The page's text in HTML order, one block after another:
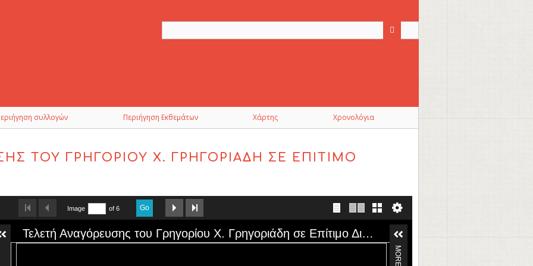
συλλογών Περιήγηση Εκθεμάτων Χάρτης Χρονολόγια
ΤΟΥ ΓΡΗΓΟΡΊΟΥ Χ. ΓΡΗΓΟΡΙΆΔΗ ΣΕ ΕΠΊΤΙΜΟ
Image of 6 Go
Τελετή Αναγόρευσης του Γρηγορίου Χ. Γρηγοριάδη σε Επίτιμο Διδάκτορα